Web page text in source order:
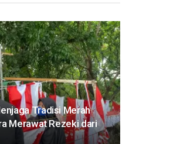
Tradisi Merah
Merawat Rezeki dari